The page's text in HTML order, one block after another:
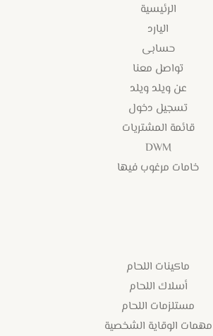
الرئيسية
اليارد
حسابى
تواصل معنا
عن ويلد ويلد
تسجيل دخول
قائمة المشتريات
DWM
خامات مرغوب فيها
ماكينات اللحام
أسلاك اللحام
مستلزمات اللحام
مهمات الوقاية الشخصية